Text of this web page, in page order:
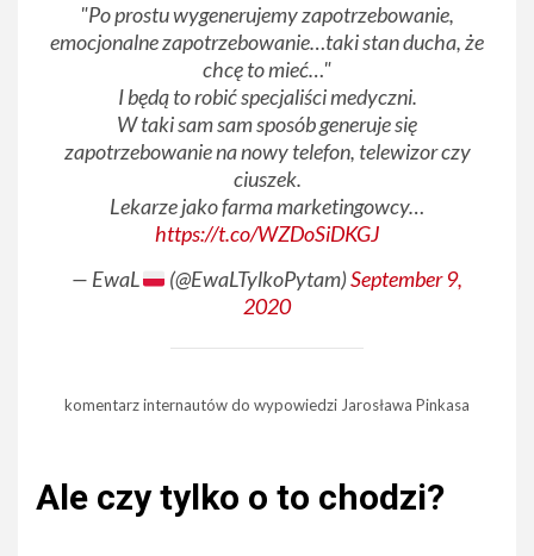
"Po prostu wygenerujemy zapotrzebowanie,
emocjonalne zapotrzebowanie…taki stan ducha, że
chcę to mieć…"
I będą to robić specjaliści medyczni.
W taki sam sam sposób generuje się
zapotrzebowanie na nowy telefon, telewizor czy
ciuszek.
Lekarze jako farma marketingowcy…
https://t.co/WZDoSiDKGJ
— EwaL
(@EwaLTylkoPytam)September 9,
2020
komentarz internautów do wypowiedzi Jarosława Pinkasa
Ale czy tylko o to chodzi?